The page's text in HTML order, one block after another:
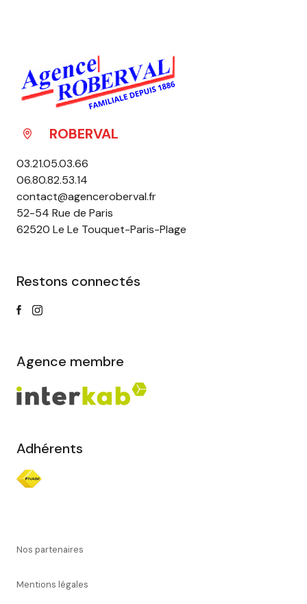
ROBERVAL
03.21.05.03.66
06.80.82.53.14
contact@agenceroberval.fr
52-54 Rue de Paris
62520 Le Le Touquet-Paris-Plage
Restons connectés
Agence membre
Adhérents
Nos partenaires
Mentions légales